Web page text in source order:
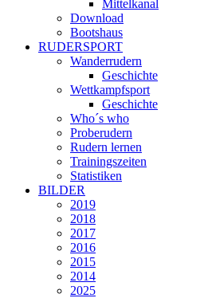
Mittelkanal
Download
Bootshaus
RUDERSPORT
Wanderrudern
Geschichte
Wettkampfsport
Geschichte
Who´s who
Proberudern
Rudern lernen
Trainingszeiten
Statistiken
BILDER
2019
2018
2017
2016
2015
2014
2025